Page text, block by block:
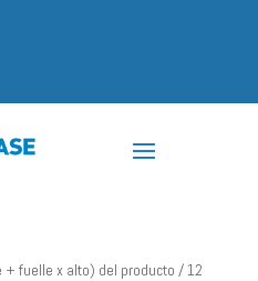
fuelle x alto) del producto / 12